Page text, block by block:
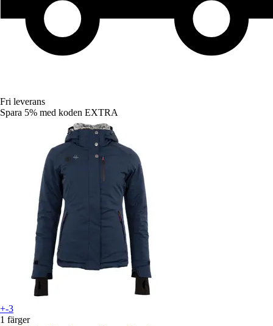
Fri leverans
Spara 5% med koden EXTRA
+-3
1 färger